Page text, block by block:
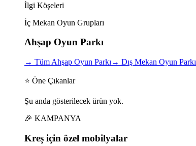
İlgi Köşeleri
İç Mekan Oyun Grupları
Ahşap Oyun Parkı
→ Tüm Ahşap Oyun Parkı → Dış Mekan Oyun Parkı
⭐ Öne Çıkanlar
Şu anda gösterilecek ürün yok.
🎉 KAMPANYA
Kreş için özel mobilyalar